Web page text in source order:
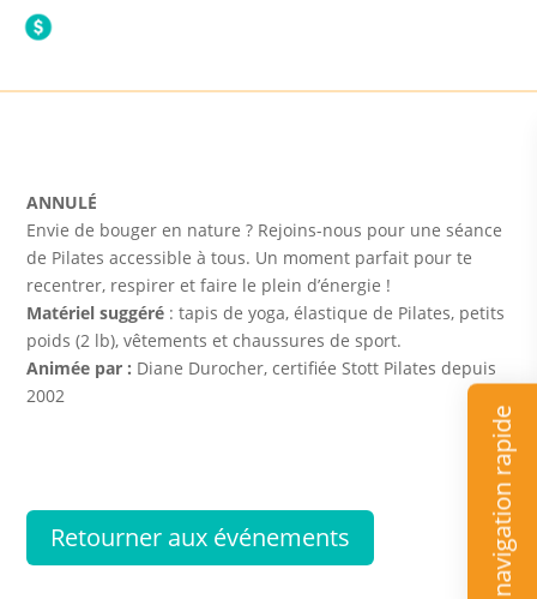
navigation rapide
ANNULÉ
Envie de bouger en nature ? Rejoins-nous pour une séance
de Pilates accessible à tous. Un moment parfait pour te
recentrer, respirer et faire le plein d’énergie !
Matériel suggéré : tapis de yoga, élastique de Pilates, petits
poids (2 lb), vêtements et chaussures de sport.
Animée par : Diane Durocher, certifiée Stott Pilates depuis
2002
Retourner aux événements